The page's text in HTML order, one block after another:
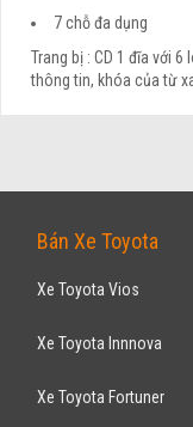
7 chỗ đa dụng
Trang bị : CD 1 đĩa với
thông tin, khóa của từ xa
Bán Xe Toyota
Xe Toyota Vios
Xe Toyota Innnova
Xe Toyota Fortuner